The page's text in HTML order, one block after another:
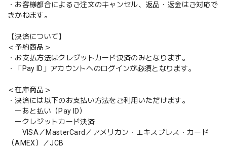
・お客様都合によるご注文のキャンセル、返品・返金はご対応で
きかねます。
【決済について】
＜予約商品＞
・お支払方法はクレジットカード決済のみとなります。
・「Pay ID」アカウントへのログインが必須となります。
＜在庫商品＞
・決済には以下のお支払い方法をご利用いただけます。
ーあと払い（Pay ID）
ークレジットカード決済
VISA／MasterCard／アメリカン・エキスプレス・カード
（AMEX）／JCB